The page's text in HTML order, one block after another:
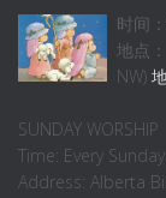
时间
地点
NW)
SUNDAY WORSHIP
Time: Every
Address: Alberta